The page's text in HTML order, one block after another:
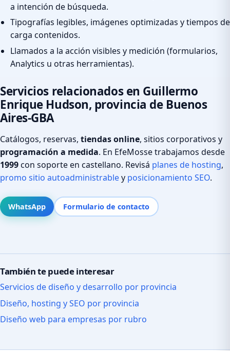
a intención de búsqueda.
Tipografías legibles, imágenes optimizadas y tiempos de
carga contenidos.
Llamados a la acción visibles y medición (formularios,
Analytics u otras herramientas).
Servicios relacionados en Guillermo
Enrique Hudson, provincia de Buenos
Aires-GBA
Catálogos, reservas, tiendas online, sitios corporativos y
programación a medida. En EfeMosse trabajamos desde
1999con soporte en castellano. Revisá planes de hosting,
promo sitio autoadministrabley posicionamiento SEO.
WhatsApp Formulario de contacto
También te puede interesar
Servicios de diseño y desarrollo por provincia
Diseño, hosting y SEO por provincia
Diseño web para empresas por rubro